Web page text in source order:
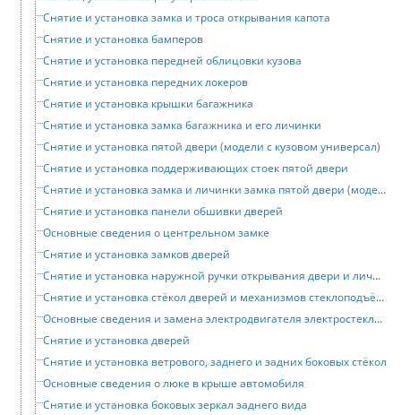
Снятие и установка замка и троса открывания капота
Снятие и установка бамперов
Снятие и установка передней облицовки кузова
Снятие и установка передних локеров
Снятие и установка крышки багажника
Снятие и установка замка багажника и его личинки
Снятие и установка пятой двери (модели с кузовом универсал)
Снятие и установка поддерживающих стоек пятой двери
Снятие и установка замка и личинки замка пятой двери (модели с кузовом универсал)
Снятие и установка панели обшивки дверей
Основные сведения о центрельном замке
Снятие и установка замков дверей
Снятие и установка наружной ручки открывания двери и личинки замка
Снятие и установка стёкол дверей и механизмов стеклоподъёмников
Основные сведения и замена электродвигателя электростеклоподъёмника
Снятие и установка дверей
Снятие и установка ветрового, заднего и задних боковых стёкол
Основные сведения о люке в крыше автомобиля
Снятие и установка боковых зеркал заднего вида